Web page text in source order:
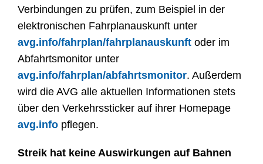
Verbindungen zu prüfen, zum Beispiel in der
elektronischen Fahrplanauskunft unter
avg.info/fahrplan/fahrplanauskunft oder im
Abfahrtsmonitor unter
avg.info/fahrplan/abfahrtsmonitor. Außerdem
wird die AVG alle aktuellen Informationen stets
über den Verkehrssticker auf ihrer Homepage
avg.info pflegen.
Streik hat keine Auswirkungen auf Bahnen